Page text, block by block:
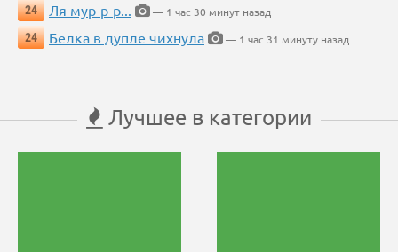
24
Ля мур-р-р...
— 1 час 30 минут назад
24
Белка в дупле чихнула — 1 час 31 минуту назад
Лучшее в категории